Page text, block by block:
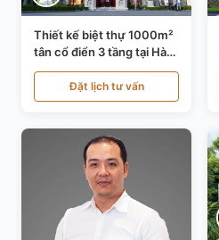
Thiết kế biệt thự 1000m²
tân cổ điển 3 tầng tại Hà
Nội KT21010
Đặt lịch tư vấn